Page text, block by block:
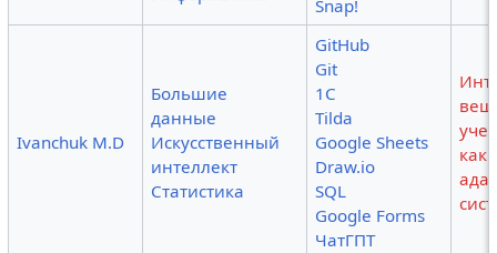
Snap!
Ivanchuk M.D
Большие
данные
Искусственный
интеллект
Статистика
GitHub
Git
1С
Tilda
Google Sheets
Draw.io
SQL
Google Forms
ЧатГПТ
как